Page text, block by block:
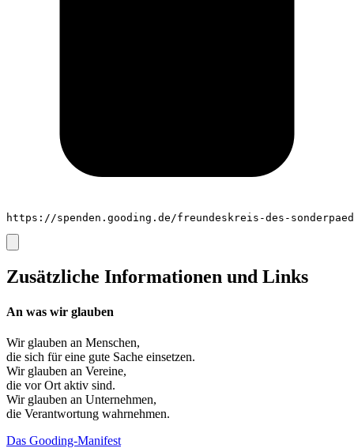
https://spenden.gooding.de/freundeskreis-des-
Zusätzliche Informationen und Links
An was wir glauben
Wir glauben an Menschen,
die sich für eine gute Sache einsetzen.
Wir glauben an Vereine,
die vor Ort aktiv sind.
Wir glauben an Unternehmen,
die Verantwortung wahrnehmen.
Das Gooding-Manifest